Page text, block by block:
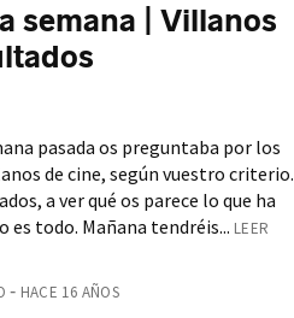
semana | Villanos
pasada os preguntaba por los
de cine, según vuestro criterio.
a ver qué os parece lo que ha
es todo. Mañana tendréis... LEER
HACE 16 AÑOS